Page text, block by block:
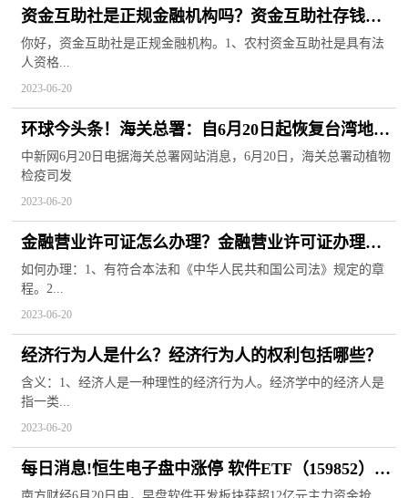
资金互助社是正规金融机构吗？资金互助社存钱受
法律保护吗？
你好，资金互助社是正规金融机构。1、农村资金互助社是具有法
人资格...
2023-06-20
环球今头条！海关总署：自6月20日起恢复台湾地区
番荔枝输入大陆
中新网6月20日电据海关总署网站消息，6月20日，海关总署动植物
检疫司发
2023-06-20
金融营业许可证怎么办理？金融营业许可证办理条
件有哪些？
如何办理：1、有符合本法和《中华人民共和国公司法》规定的章
程。2...
2023-06-20
经济行为人是什么？经济行为人的权利包括哪些？
含义：1、经济人是一种理性的经济行为人。经济学中的经济人是
指一类...
2023-06-20
每日消息!恒生电子盘中涨停 软件ETF（159852）涨
近2%丨ETF观察